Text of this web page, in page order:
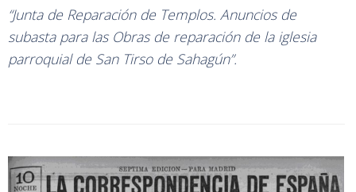
“Junta de Reparación de Templos. Anuncios de
subasta para las Obras de reparación de la iglesia
parroquial de San Tirso de Sahagún”.